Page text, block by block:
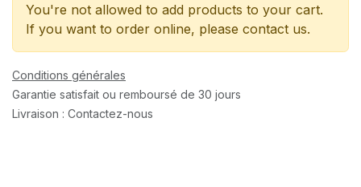
You're not allowed to add products to your cart.
If you want to order online, please contact us.
Conditions générales
Garantie satisfait ou remboursé de 30 jours
Livraison : Contactez-nous